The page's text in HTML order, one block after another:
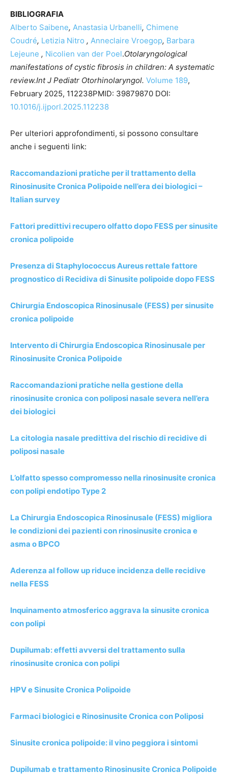
BIBLIOGRAFIA
Alberto Saibene, Anastasia Urbanelli, Chimene
Coudré, Letizia Nitro , Anneclaire Vroegop, Barbara
Lejeune , Nicolien van der Poel.Otolaryngological
manifestations of cystic fibrosis in children: A systematic
review.Int J Pediatr Otorhinolaryngol. Volume 189,
February 2025, 112238PMID: 39879870 DOI:
10.1016/j.ijporl.2025.112238
Per ulteriori approfondimenti, si possono consultare
anche i seguenti link:
Raccomandazioni pratiche per il trattamento della
Rinosinusite Cronica Polipoide nell’era dei biologici –
Italian survey
Fattori predittivi recupero olfatto dopo FESS per sinusite
cronica polipoide
Presenza di Staphylococcus Aureus rettale fattore
prognostico di Recidiva di Sinusite polipoide dopo FESS
Chirurgia Endoscopica Rinosinusale (FESS) per sinusite
cronica polipoide
Intervento di Chirurgia Endoscopica Rinosinusale per
Rinosinusite Cronica Polipoide
Raccomandazioni pratiche nella gestione della
rinosinusite cronica con poliposi nasale severa nell’era
dei biologici
La citologia nasale predittiva del rischio di recidive di
poliposi nasale
L’olfatto spesso compromesso nella rinosinusite cronica
con polipi endotipo Type 2
La Chirurgia Endoscopica Rinosinusale (FESS) migliora
le condizioni dei pazienti con rinosinusite cronica e
asma o BPCO
Aderenza al follow up riduce incidenza delle recidive
nella FESS
Inquinamento atmosferico aggrava la sinusite cronica
con polipi
Dupilumab: effetti avversi del trattamento sulla
rinosinusite cronica con polipi
HPV e Sinusite Cronica Polipoide
Farmaci biologici e Rinosinusite Cronica con Poliposi
Sinusite cronica polipoide: il vino peggiora i sintomi
Dupilumab e trattamento Rinosinusite Cronica Polipoide